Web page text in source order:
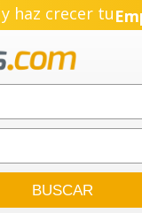
haz crecer tu